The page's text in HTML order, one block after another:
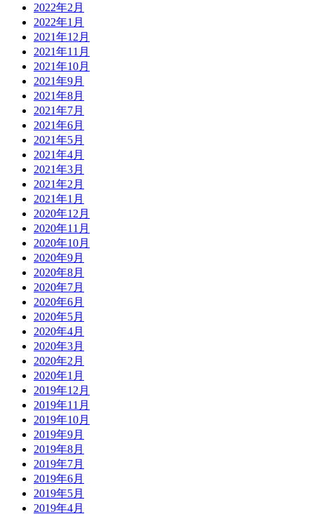
2022年2月
2022年1月
2021年12月
2021年11月
2021年10月
2021年9月
2021年8月
2021年7月
2021年6月
2021年5月
2021年4月
2021年3月
2021年2月
2021年1月
2020年12月
2020年11月
2020年10月
2020年9月
2020年8月
2020年7月
2020年6月
2020年5月
2020年4月
2020年3月
2020年2月
2020年1月
2019年12月
2019年11月
2019年10月
2019年9月
2019年8月
2019年7月
2019年6月
2019年5月
2019年4月